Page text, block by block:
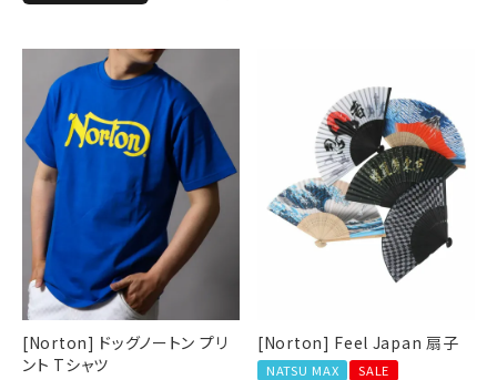
カテゴリ
S
M
L
XL
XXXL
29inc
34inc
カラー
[Norton] ドッグノートン プリ
ント Tシャツ
[Norton] Feel Japan 扇子
NATSU MAX
SALE